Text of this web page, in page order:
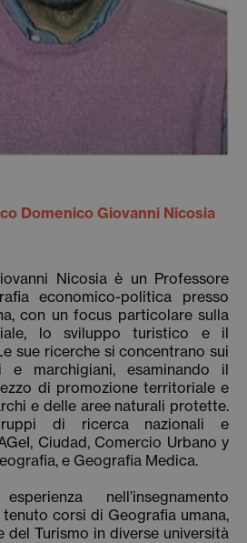
Domenico Giovanni Nicosia
Nicosia è un Professore
economico-politica presso
con un focus particolare sulla
lo sviluppo turistico e il
sue ricerche si concentrano sui
e marchigiani, esaminando il
di promozione territoriale e
e delle aree naturali protette.
di ricerca nazionali e
Ciudad, Comercio Urbano y
e Geografia Medica.
nell’insegnamento
corsi di Geografia umana,
del Turismo in diverse università